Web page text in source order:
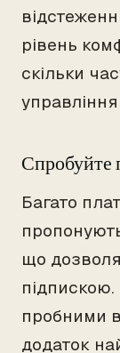
рівень
скільки
Спробуйте
Багато
що
пробними
додаток